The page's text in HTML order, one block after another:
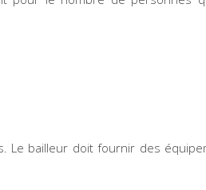
Le bailleur doit fournir des